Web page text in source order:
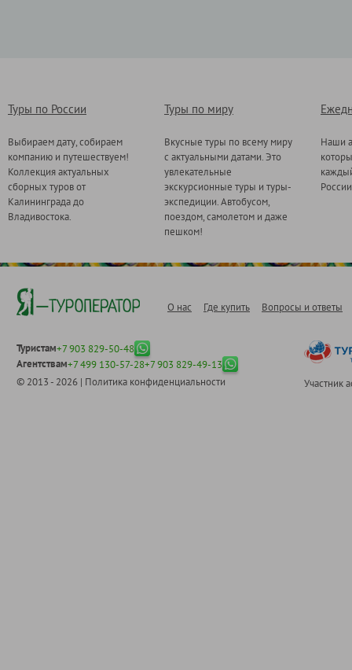
Туры по России
Выбираем дату, собираем
компанию и путешествуем!
Коллекция актуальных
сборных туров от
Калининграда до
Владивостока.
Туры по миру
Вкусные туры по всему миру
с актуальными датами. Это
увлекательные
экскурсионные туры и туры-
экспедиции. Автобусом,
поездом, самолетом и даже
пешком!
Наши
О нас Где купить Вопросы и ответы
Туристам+7 903 829-50-48
Агентствам+7 499 130-57-28+7 903 829-49-13
© 2013 - 2026 | Политика конфиденциальности Участник